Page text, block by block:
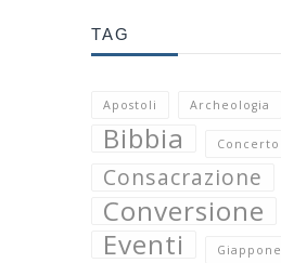
TAG
Apostoli Archeologia
Bibbia Concerto
Consacrazione
Conversione
Eventi
Giappone